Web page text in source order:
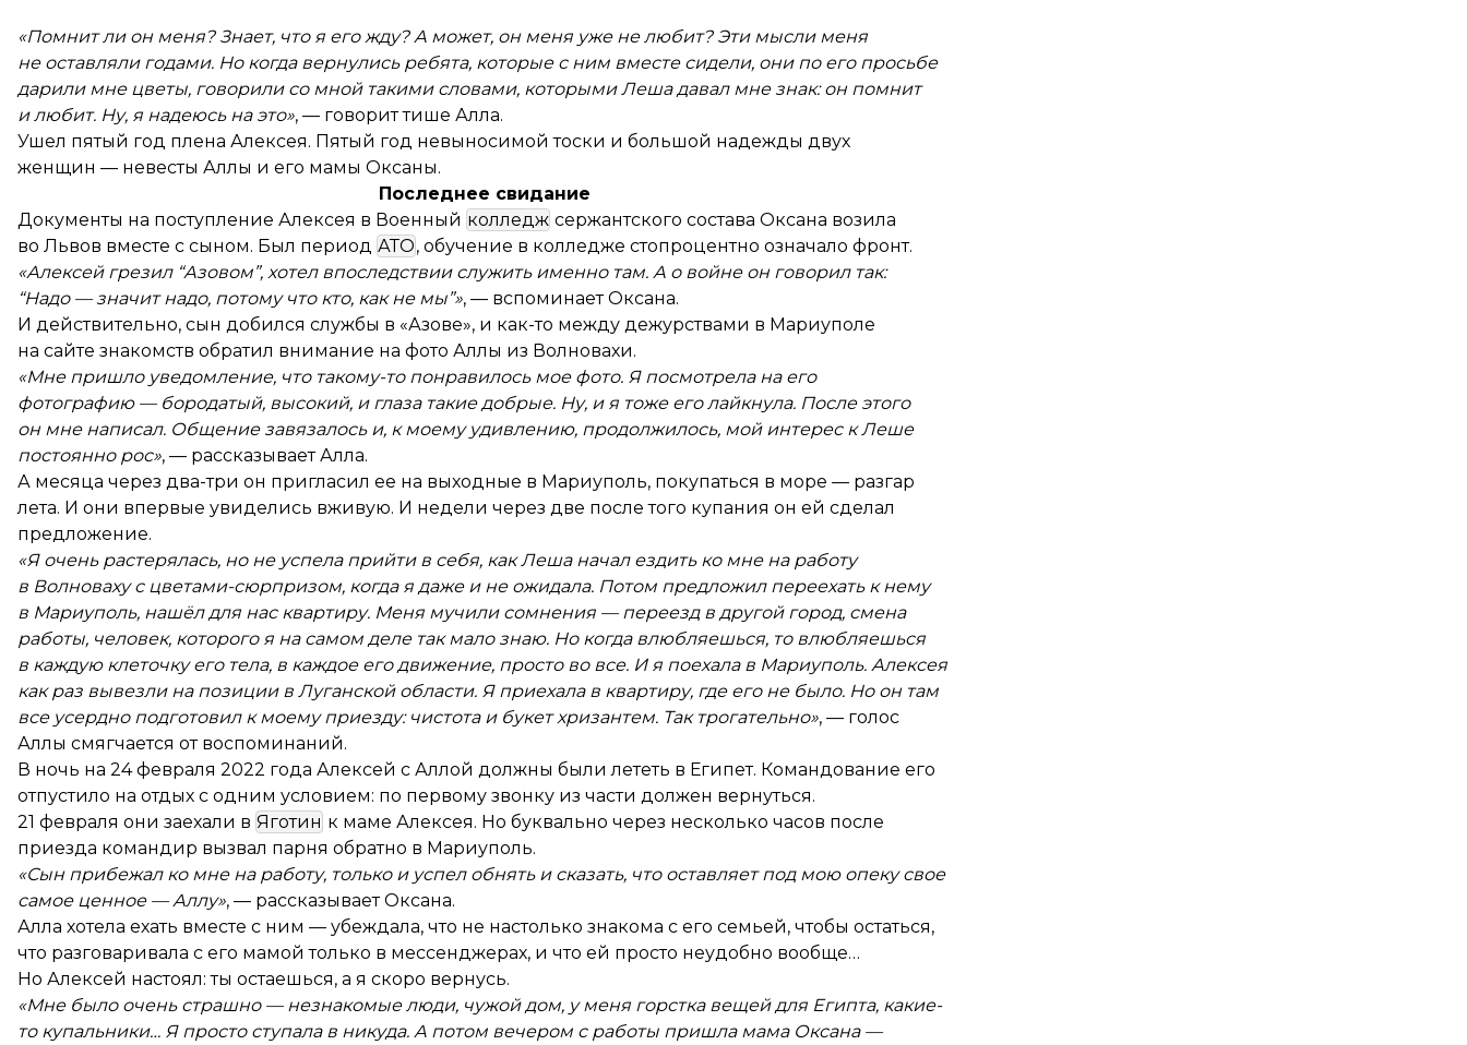
«Помнит ли он меня? Знает, что я его жду? А может, он меня уже не любит? Эти мысли меня
не оставляли годами. Но когда вернулись ребята, которые с ним вместе сидели, они по его просьбе
дарили мне цветы, говорили со мной такими словами, которыми Леша давал мне знак: он помнит
и любит. Ну, я надеюсь на это», — говорит тише Алла.
Ушел пятый год плена Алексея. Пятый год невыносимой тоски и большой надежды двух
женщин — невесты Аллы и его мамы Оксаны.
Последнее свидание
Документы на поступление Алексея в Военный колледж сержантского состава Оксана возила
во Львов вместе с сыном. Был период АТО, обучение в колледже стопроцентно означало фронт.
«Алексей грезил “Азовом”, хотел впоследствии служить именно там. А о войне он говорил так:
“Надо — значит надо, потому что кто, как не мы”», — вспоминает Оксана.
И действительно, сын добился службы в «Азове», и как-то между дежурствами в Мариуполе
на сайте знакомств обратил внимание на фото Аллы из Волновахи.
«Мне пришло уведомление, что такому-то понравилось мое фото. Я посмотрела на его
фотографию — бородатый, высокий, и глаза такие добрые. Ну, и я тоже его лайкнула. После этого
он мне написал. Общение завязалось и, к моему удивлению, продолжилось, мой интерес к Леше
постоянно рос», — рассказывает Алла.
А месяца через два-три он пригласил ее на выходные в Мариуполь, покупаться в море — разгар
лета. И они впервые увиделись вживую. И недели через две после того купания он ей сделал
предложение.
«Я очень растерялась, но не успела прийти в себя, как Леша начал ездить ко мне на работу
в Волноваху с цветами-сюрпризом, когда я даже и не ожидала. Потом предложил переехать к нему
в Мариуполь, нашёл для нас квартиру. Меня мучили сомнения — переезд в другой город, смена
работы, человек, которого я на самом деле так мало знаю. Но когда влюбляешься, то влюбляешься
в каждую клеточку его тела, в каждое его движение, просто во все. И я поехала в Мариуполь. Алексея
как раз вывезли на позиции в Луганской области. Я приехала в квартиру, где его не было. Но он там
все усердно подготовил к моему приезду: чистота и букет хризантем. Так трогательно», — голос
Аллы смягчается от воспоминаний.
В ночь на 24 февраля 2022 года Алексей с Аллой должны были лететь в Египет. Командование его
отпустило на отдых с одним условием: по первому звонку из части должен вернуться.
21 февраля они заехали в Яготин к маме Алексея. Но буквально через несколько часов после
приезда командир вызвал парня обратно в Мариуполь.
«Сын прибежал ко мне на работу, только и успел обнять и сказать, что оставляет под мою опеку свое
самое ценное — Аллу», — рассказывает Оксана.
Алла хотела ехать вместе с ним — убеждала, что не настолько знакома с его семьей, чтобы остаться,
что разговаривала с его мамой только в мессенджерах, и что ей просто неудобно вообще…
Но Алексей настоял: ты остаешься, а я скоро вернусь.
«Мне было очень страшно — незнакомые люди, чужой дом, у меня горстка вещей для Египта, какие-
то купальники… Я просто ступала в никуда. А потом вечером с работы пришла мама Оксана —